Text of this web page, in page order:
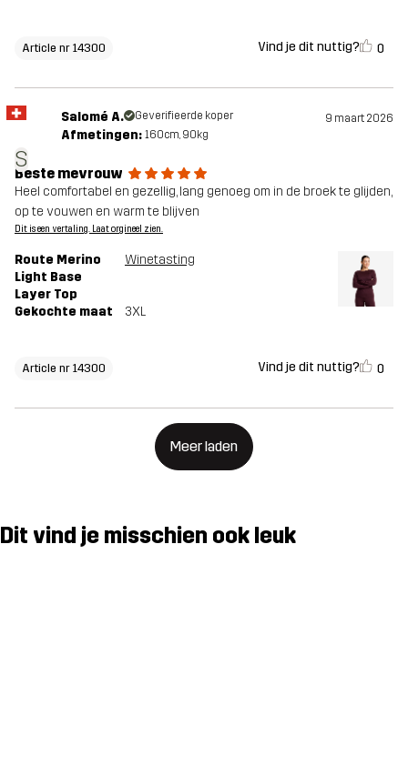
Article nr 14300 Vind je dit nuttig? 0
S
Salomé A. Geverifieerde koper 9 maart 2026
Afmetingen: 160cm, 90kg
Beste mevrouw
Heel comfortabel en gezellig, lang genoeg om in de broek te glijden,
op te vouwen en warm te blijven
Dit is een vertaling. Laat orgineel zien.
Route Merino
Light Base
Layer Top
Winetasting
Gekochte maat 3XL
Article nr 14300 Vind je dit nuttig? 0
Meer laden
Dit vind je misschien ook leuk